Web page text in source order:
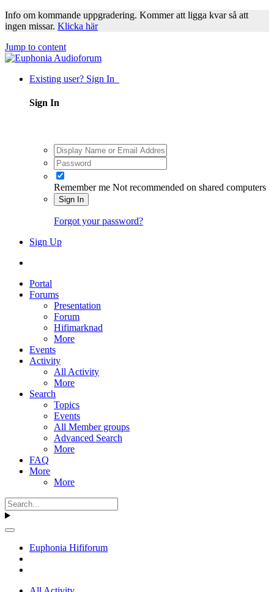
Info om kommande uppgradering. Kommer att ligga kvar så att
ingen missar. Klicka här
Jump to content
Existing user? Sign In
Sign In
Remember me Not recommended on shared computers
Sign In
Forgot your password?
Sign Up
Portal
Forums
Presentation
Forum
Hifimarknad
More
Events
Activity
All Activity
More
Search
Topics
Events
All Member groups
Advanced Search
More
FAQ
More
More
Euphonia Hififorum